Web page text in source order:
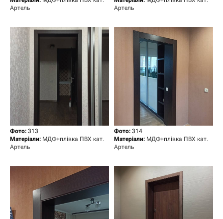
Артель
Артель
Фото: 313
Матеріали: МДФ+плівка ПВХ кат.
Артель
Фото: 314
Матеріали: МДФ+плівка ПВХ кат.
Артель